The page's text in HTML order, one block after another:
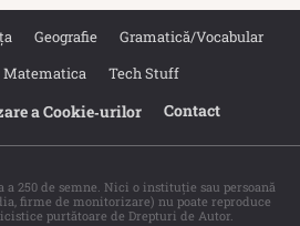
Geografie
Gramatică/Vocabular
Matematica Tech Stuff
a Cookie‐urilor Contact
250 de semne. Nici o instituţie sau persoană
firme de monitorizare) nu poate reproduce
purtătoare de Drepturi de Autor.